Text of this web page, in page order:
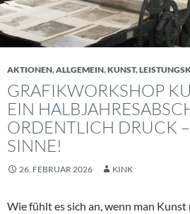
AKTIONEN,ALLGEMEIN,KUNST,
GRAFIKWORKSHOP
EIN
ORDENTLICH DRUCK
SINNE!
26. FEBRUAR 2026 KINK
Wie fühlt es sich an, wenn man